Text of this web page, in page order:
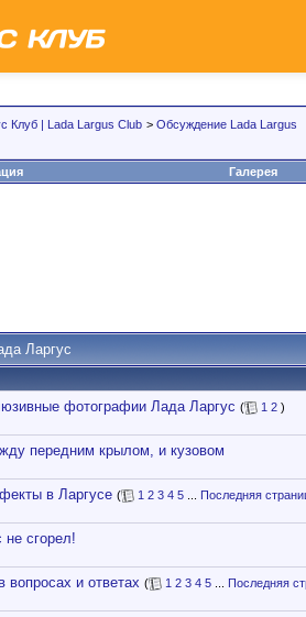
Клуб | Lada Largus Club > Обсуждение Lada Largus
Галерея
Ларгус
фотографии Лада Ларгус ( 1 2 )
передним крылом, и кузовом
в Ларгусе ( 1 2 3 4 5
Последняя
не сгорел!
вопросах и ответах ( 1 2 3 4 5
Последняя